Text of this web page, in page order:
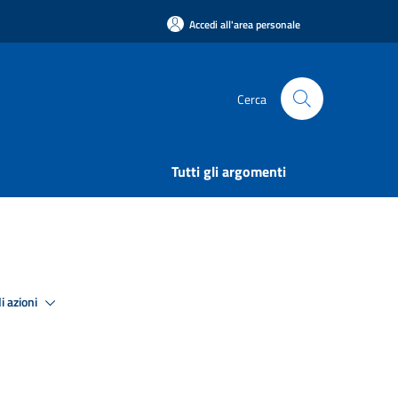
Accedi all'area personale
Cerca
Tutti gli argomenti
azioni